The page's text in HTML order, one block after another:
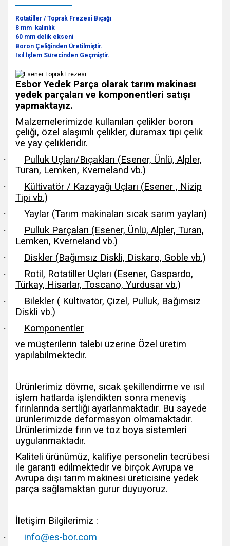
Rotatiller / Toprak Frezesi Bıçağı
8 mm kalınlık
60 mm delik ekseni
Boron Çeliğinden Üretilmiştir.
Isıl İşlem Sürecinden Geçmiştir.
Esbor Yedek Parça olarak tarım makinası
yedek parçaları ve komponentleri satışı
yapmaktayız.
Malzemelerimizde kullanılan çelikler boron
çeliği, özel alaşımlı çelikler, duramax tipi çelik
ve yay çelikleridir.
·
Pulluk Uçları/Bıçakları (Esener, Ünlü, Alpler,
Turan, Lemken, Kverneland vb.)
·
Kültivatör / Kazayağı Uçları (Esener , Nizip
Tipi vb.)
· Yaylar (Tarım makinaları sıcak sarım yayları)
·
Pulluk Parçaları (Esener, Ünlü, Alpler, Turan,
Lemken, Kverneland vb.)
· Diskler (Bağımsız Diskli, Diskaro, Goble vb.)
·
Rotil, Rotatiller Uçları (Esener, Gaspardo,
Türkay, Hisarlar, Toscano, Yurdusar vb.)
·
Bilekler ( Kültivatör, Çizel, Pulluk, Bağımsız
Diskli vb.)
·
Komponentler
ve müşterilerin talebi üzerine Özel üretim
yapılabilmektedir.
Ürünlerimiz dövme, sıcak şekillendirme ve ısıl
işlem hatlarda işlendikten sonra meneviş
fırınlarında sertliği ayarlanmaktadır. Bu sayede
ürünlerimizde deformasyon olmamaktadır.
Ürünlerimizde fırın ve toz boya sistemleri
uygulanmaktadır.
Kaliteli ürünümüz, kalifiye personelin tecrübesi
ile garanti edilmektedir ve birçok Avrupa ve
Avrupa dışı tarım makinesi üreticisine yedek
parça sağlamaktan gurur duyuyoruz.
İletişim Bilgilerimiz :
· info@es-bor.com